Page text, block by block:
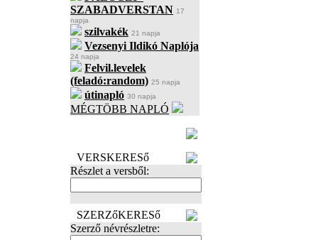
SZABADVERSTAN 17
napja
szilvakék 21 napja
Vezsenyi Ildikó Naplója
24 napja
Felvil.levelek
(feladó:random) 25 napja
útinapló 30 napja
MÉGTÖBB NAPLÓ
VERSKERESő
Részlet a versből:
SZERZőKERESő
Szerző névrészletre: